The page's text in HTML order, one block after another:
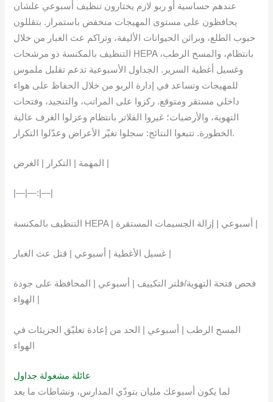
عندهم حساسية أو ربو لازم يختارون تنظيف أسبوعي علشان
يحافظون على مستوى المهيجات منخفض باستمرار. بتقللون
حبوب الطلع، وبراثن الحيوانات الأليفة، وتراكم عث الغبار من خلال
التنظيف بالمكنسة ذو مرشحات HEPA بانتظام، والمسح الرطب،
وغسيل أغطية السرير. الجداول الأسبوعية تدعم تقليل ملموس
للمهيجات وتساعد في إدارة الربو من خلال الحفاظ على هواء
داخلي مستقر ومتوقع. ركزوا على المراتب، والتنجيد، وفتحات
التهوية، والأرضيات؛ غيروا الفلاتر بانتظام وعزلوا الغرف عالية
الخطورة. تتبعوا النتائج: سجلوا تغيّر الأعراض وعدّلوا التكرار.
|—|—:|—|
فحص فتحة التهوية/فلتر التكييف | أسبوعي | المحافظة على جودة
المسح الرطب | أسبوعي | الحد من إعادة تعليّق الجزيئات في
الهواء
عائلة مشغولة جداول
لما يكون أسبوعك مليان بتودّي المدارس، ونشاطات ما بعد